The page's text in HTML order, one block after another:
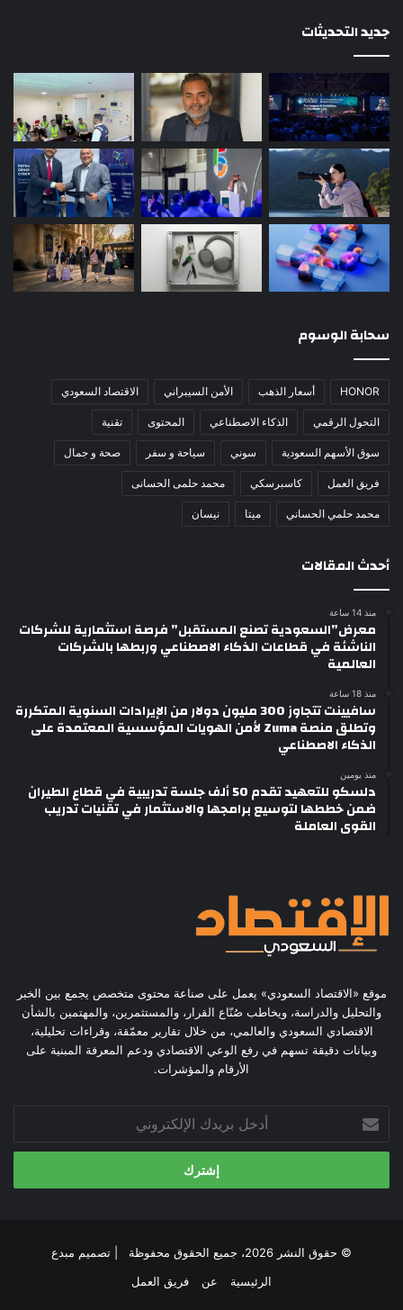
جديد التحديثات
سحابة الوسوم
HONOR أسعار الذهب الأمن السيبراني الاقتصاد السعودي
التحول الرقمي الذكاء الاصطناعي المحتوى تقنية
سوق الأسهم السعودية سوني سياحة و سفر صحة و جمال
فريق العمل كاسبرسكي محمد حلمى الحسانى
محمد حلمي الحساني ميتا نيسان
أحدث المقالات
منذ 14 ساعة
معرض”السعودية تصنع المستقبل” فرصة استثمارية للشركات
الناشئة في قطاعات الذكاء الاصطناعي وربطها بالشركات
العالمية
منذ 18 ساعة
سافيينت تتجاوز 300 مليون دولار من الإيرادات السنوية المتكررة
وتطلق منصة Zuma لأمن الهويات المؤسسية المعتمدة على
الذكاء الاصطناعي
منذ يومين
دلسكو للتعهيد تقدم 50 ألف جلسة تدريبية في قطاع الطيران
ضمن خططها لتوسيع برامجها والاستثمار في تقنيات تدريب
القوى العاملة
موقع «الاقتصاد السعودي» يعمل على صناعة محتوى متخصص يجمع بين الخبر
والتحليل والدراسة، ويخاطب صُنّاع القرار، والمستثمرين، والمهتمين بالشأن
الاقتصادي السعودي والعالمي، من خلال تقارير معمّقة، وقراءات تحليلية،
وبيانات دقيقة تسهم في رفع الوعي الاقتصادي ودعم المعرفة المبنية على
الأرقام والمؤشرات.
بريدك
الإلكتروني
© حقوق النشر 2026، جميع الحقوق محفوظة | تصميم
مبدع
الرئيسية
عن فريق العمل